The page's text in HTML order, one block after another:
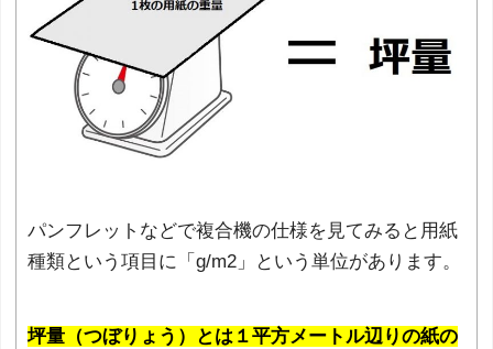
パンフレットなどで複合機の仕様を見てみると用紙
種類という項目に「g/m2 」という単位があります。
坪量（つぼりょう）とは１平方メートル辺りの紙の